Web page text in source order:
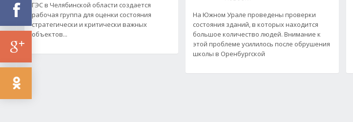
ГЭС в Челябинской области создается
рабочая группа для оценки состояния
стратегически и критически важных
объектов...
На Южном Урале проведены проверки
состояния зданий, в которых находится
большое количество людей. Внимание к
этой проблеме усилилось после обрушения
школы в Оренбургской